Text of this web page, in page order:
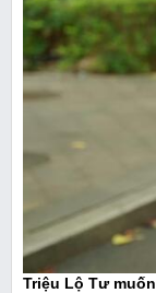
Triệu Lộ Tư